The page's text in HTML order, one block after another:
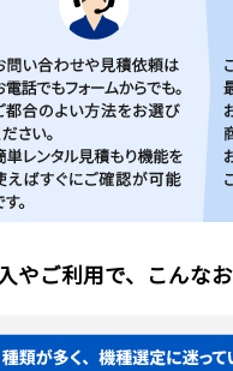
やご利用で、こんな